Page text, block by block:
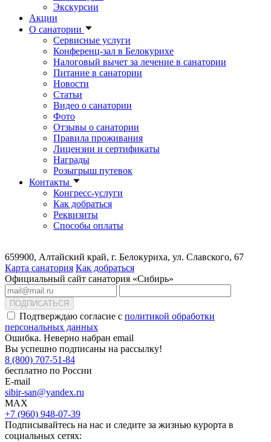
Экскурсии
Акции
О санатории
Сервисные услуги
Конференц-зал в Белокурихе
Налоговый вычет за лечение в санатории
Питание в санатории
Новости
Статьи
Видео о санатории
Фото
Отзывы о санатории
Правила проживания
Лицензии и сертификаты
Награды
Розыгрыш путевок
Контакты
Конгресс-услуги
Как добраться
Реквизиты
Способы оплаты
659900, Алтайский край, г. Белокуриха, ул. Славского, 67
Карта санатория Как добраться
Официальный сайт санатория «Сибирь»
ПОДПИСАТЬСЯ
Подтверждаю согласие с политикой обработки
персональных данных
Ошибка. Неверно набран email
Вы успешно подписаны на рассылку!
8 (800) 707-51-84
бесплатно по России
E-mail
sibir-san@yandex.ru
MAX
+7 (960) 948-07-39
Подписывайтесь на нас и следите за жизнью курорта в
социальных сетях: